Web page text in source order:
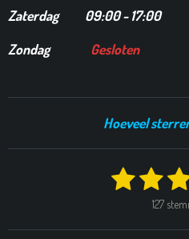
Zaterdag 09:00 - 17:00
Zondag
Gesloten
Hoeveel
1
t
2
t
3
s
t
127